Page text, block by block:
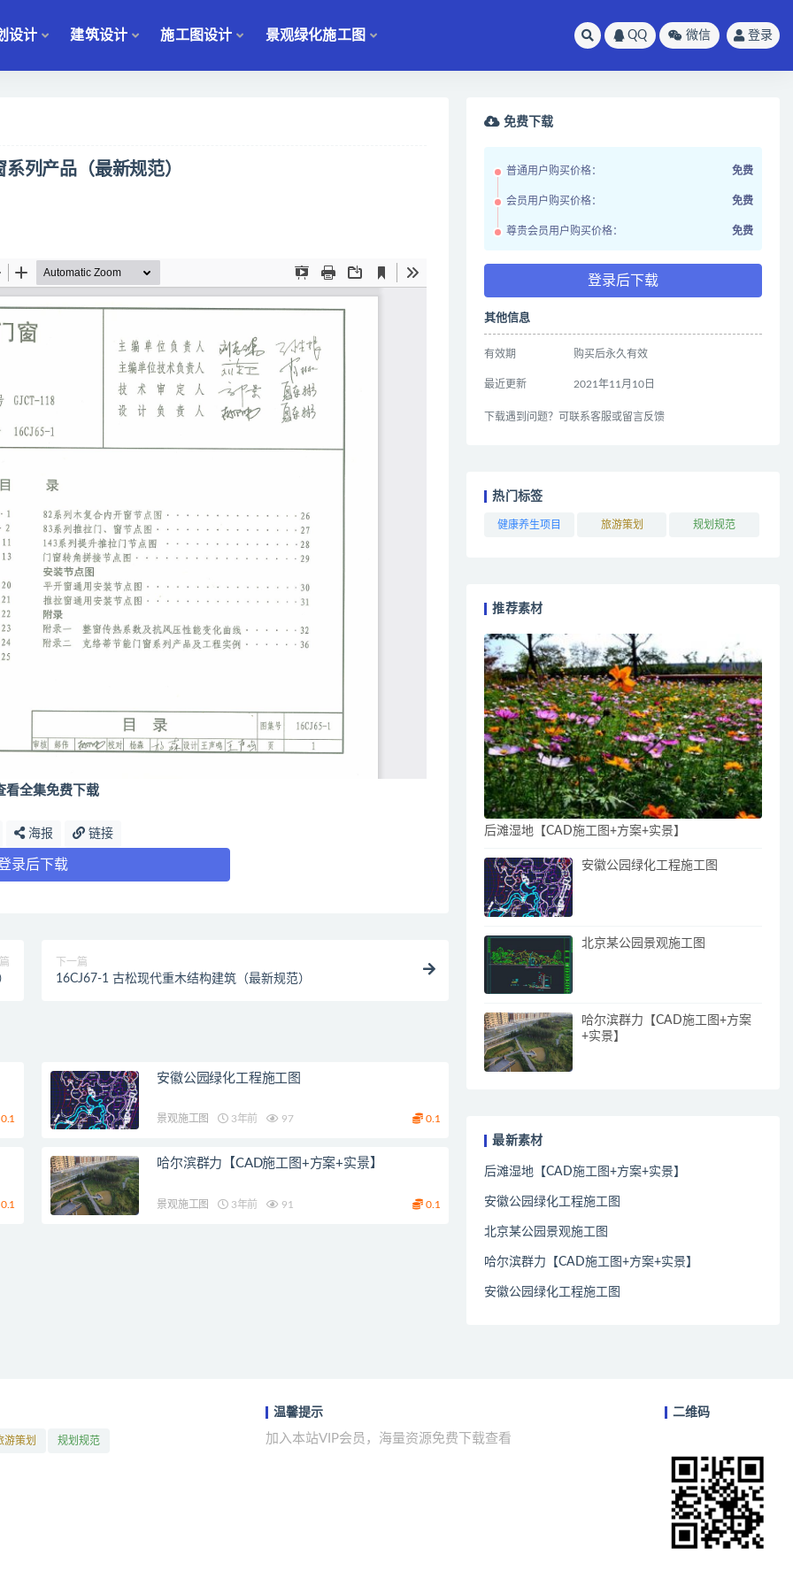
设计 建筑设计 施工图设计 景观绿化施工图 QQ 微信 登录
列产品（最新规范）
看全集免费下载
海报 链接
录后下载
下一篇
16CJ67-1 古松现代重木结构建筑（最新规范）
安徽公园绿化工程施工图
景观施工图 3年前 97 0.1
哈尔滨群力【CAD施工图+方案+实景】
景观施工图 3年前 91 0.1
免费下载
普通用户购买价格： 免费
会员用户购买价格： 免费
尊贵会员用户购买价格： 免费
登录后下载
其他信息
有效期 购买后永久有效
最近更新 2021年11月10日
下载遇到问题？可联系客服或留言反馈
热门标签
健康养生项目 旅游策划 规划规范
推荐素材
后滩湿地【CAD施工图+方案+实景】
安徽公园绿化工程施工图
北京某公园景观施工图
哈尔滨群力【CAD施工图+方案
+实景】
最新素材
后滩湿地【CAD施工图+方案+实景】
安徽公园绿化工程施工图
北京某公园景观施工图
哈尔滨群力【CAD施工图+方案+实景】
安徽公园绿化工程施工图
游策划 规划规范
温馨提示
加入本站VIP会员，海量资源免费下载查看
二维码